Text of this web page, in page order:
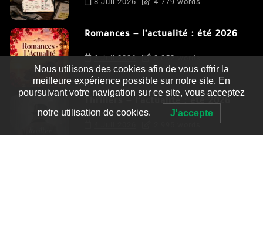
Romances – l’actualité : été 2026
6 Juil 2026 3 052 words
Thrillers – l’actualité : été 2026
2 995 words
Nous utilisons des cookies afin de vous offrir la
meilleure expérience possible sur notre site. En
poursuivant votre navigation sur ce site, vous acceptez
notre utilisation de cookies. J'accepte